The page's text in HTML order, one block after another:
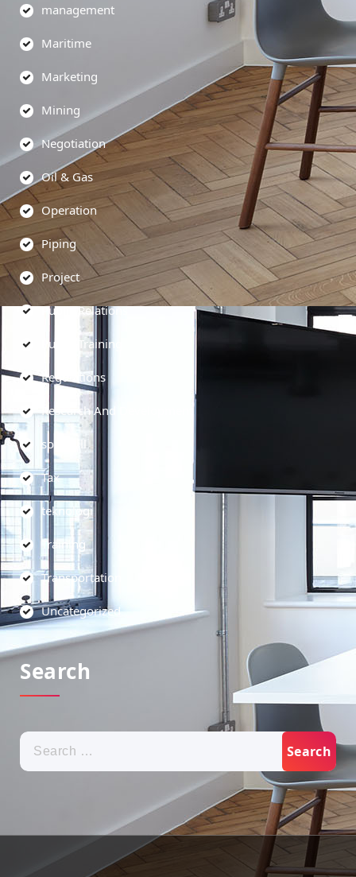
management
Maritime
Marketing
Mining
Negotiation
Oil & Gas
Operation
Piping
Project
Public Relations
Public Training
Regulations
Research And Development
soft skill
Tax
teknologi
Training
Transportation
Uncategorized
Search
Search
for: